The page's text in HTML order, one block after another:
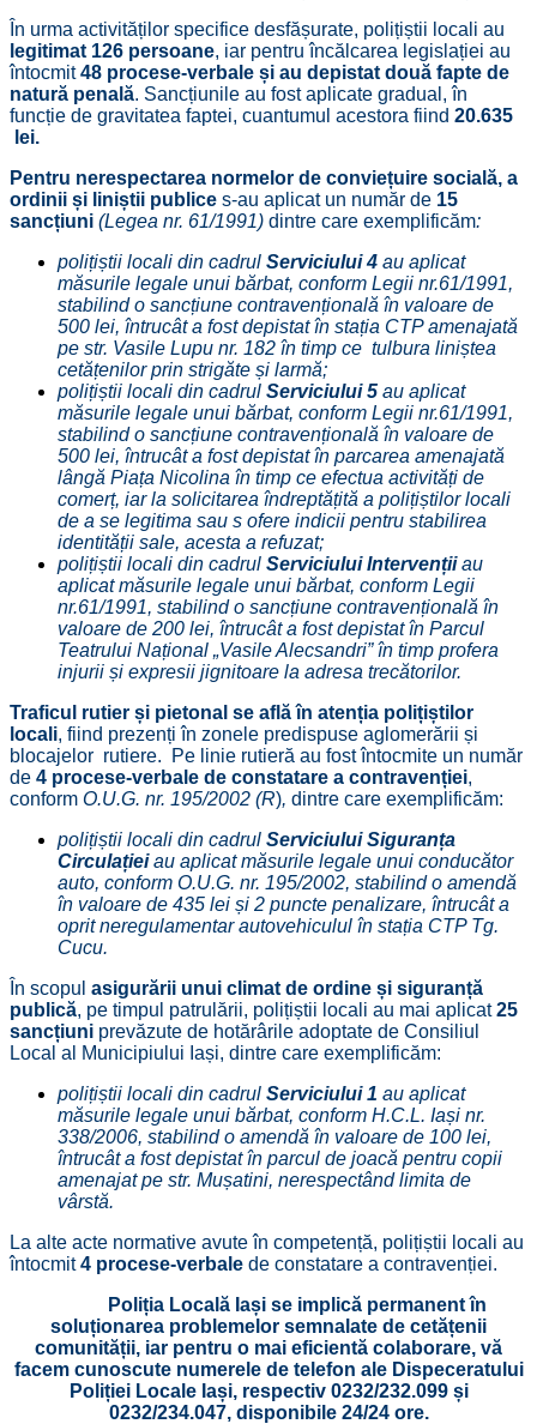
În urma activităților specifice desfășurate, polițiștii locali au
legitimat 126 persoane, iar pentru încălcarea legislației au
întocmit48 procese-verbale și au depistat două fapte de
natură penală. Sancțiunile au fost aplicate gradual, în
funcție de gravitatea faptei, cuantumul acestora fiind 20.635
lei.
Pentru nerespectarea normelor de conviețuire socială, a
ordinii și liniștii publice s-au aplicat un număr de 15
sancțiuni (Legea nr. 61/1991) dintre care exemplificăm:
polițiștii locali din cadrul Serviciului 4 au aplicat
măsurile legale unui bărbat, conform Legii nr.61/1991,
stabilind o sancțiune contravențională în valoare de
500 lei, întrucât a fost depistat în stația CTP amenajată
pe str. Vasile Lupu nr. 182 în timp ce tulbura liniștea
cetățenilor prin strigăte și larmă;
polițiștii locali din cadrul Serviciului 5 au aplicat
măsurile legale unui bărbat, conform Legii nr.61/1991,
stabilind o sancțiune contravențională în valoare de
500 lei, întrucât a fost depistat în parcarea amenajată
lângă Piața Nicolina în timp ce efectua activități de
comerț, iar la solicitarea îndreptățită a polițiștilor locali
de a se legitima sau s ofere indicii pentru stabilirea
identității sale, acesta a refuzat;
polițiștii locali din cadrul Serviciului Intervențiiau
aplicat măsurile legale unui bărbat, conform Legii
nr.61/1991, stabilind o sancțiune contravențională în
valoare de 200 lei, întrucât a fost depistat în Parcul
Teatrului Național „Vasile Alecsandri” în timp profera
injurii și expresii jignitoare la adresa trecătorilor.
Traficul rutier și pietonal se află în atenția polițiștilor
locali, fiind prezenți în zonele predispuse aglomerării și
blocajelor rutiere. Pe linie rutieră au fost întocmite un număr
de 4 procese-verbale de constatare a contravenției,
conform O.U.G. nr. 195/2002 (R), dintre care exemplificăm:
polițiștii locali din cadrul Serviciului Siguranța
Circulațieiau aplicat măsurile legale unui conducător
auto, conform O.U.G. nr. 195/2002, stabilind o amendă
în valoare de 435 lei și 2 puncte penalizare, întrucât a
oprit neregulamentar autovehiculul în stația CTP Tg.
Cucu.
În scopul asigurării unui climat de ordine și siguranță
publică, pe timpul patrulării, polițiștii locali au mai aplicat25
sancțiuni prevăzute de hotărârile adoptate de Consiliul
Local al Municipiului Iași, dintre care exemplificăm:
polițiștii locali din cadrul Serviciului 1 au aplicat
măsurile legale unui bărbat, conform H.C.L. Iași nr.
338/2006, stabilind o amendă în valoare de 100 lei,
întrucât a fost depistat în parcul de joacă pentru copii
amenajat pe str. Mușatini, nerespectând limita de
vârstă.
La alte acte normative avute în competență, polițiștii locali au
întocmit4 procese-verbale de constatare a contravenției.
Poliția Locală Iași se implică permanent în
soluționarea problemelor semnalate de cetățenii
comunității, iar pentru o mai eficientă colaborare, vă
facem cunoscute numerele de telefon ale Dispeceratului
Poliției Locale Iași, respectiv 0232/232.099 și
0232/234.047, disponibile 24/24 ore.